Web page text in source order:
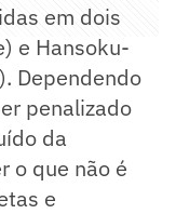
em dois
e Hansoku-
Dependendo
penalizado
da
o que não é
e